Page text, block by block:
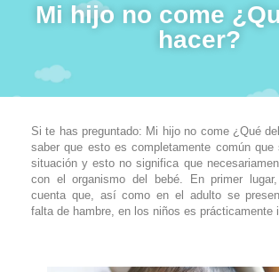
Mi hijo no come
hacer?
Si te has preguntado: Mi hijo no come ¿Qué
saber que esto es completamente común que
situación y esto no significa que
con el organismo del bebé. En primer
cuenta que, así como en el adulto se
falta de hambre, en los niños es prácticamente